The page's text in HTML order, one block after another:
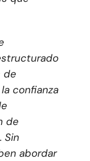
de
confianza
de
Sin
abordar